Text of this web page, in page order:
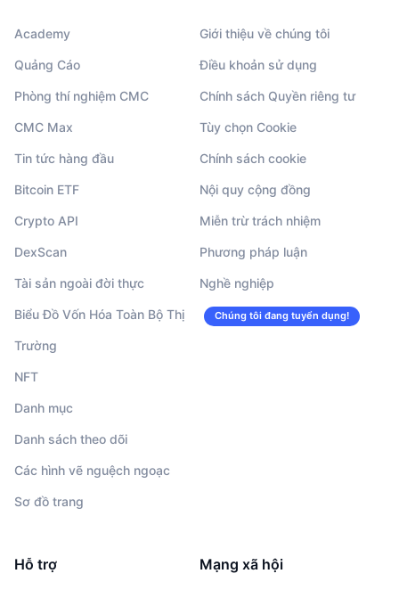
Academy
Quảng Cáo
Phòng thí nghiệm CMC
CMC Max
Tin tức hàng đầu
Bitcoin ETF
Crypto API
DexScan
Tài sản ngoài đời thực
Biểu Đồ Vốn Hóa Toàn Bộ Thị
Trường
NFT
Danh mục
Danh sách theo dõi
Các hình vẽ nguệch ngoạc
Sơ đồ trang
Giới thiệu về chúng tôi
Điều khoản sử dụng
Chính sách Quyền riêng tư
Tùy chọn Cookie
Chính sách cookie
Nội quy cộng đồng
Miễn trừ trách nhiệm
Phương pháp luận
Nghề nghiệp
Chúng tôi đang tuyển dụng!
Hỗ trợ Mạng xã hội